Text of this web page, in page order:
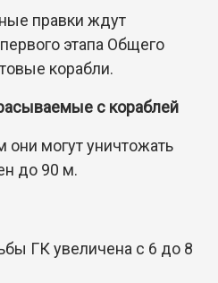
правки ждут
этапа Общего
корабли.
с кораблей
они могут уничтожать
до 90 м.
ГК увеличена с 6 до 8